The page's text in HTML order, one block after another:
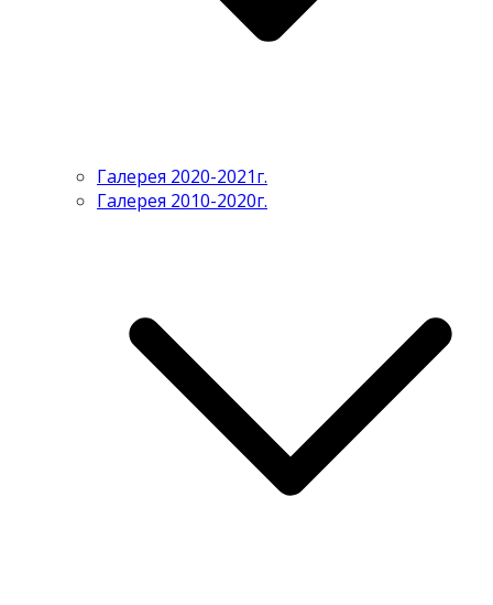
Галерея 2020-2021г.
Галерея 2010-2020г.